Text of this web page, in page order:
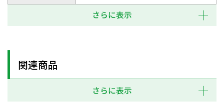
さらに表示
関連商品
さらに表示